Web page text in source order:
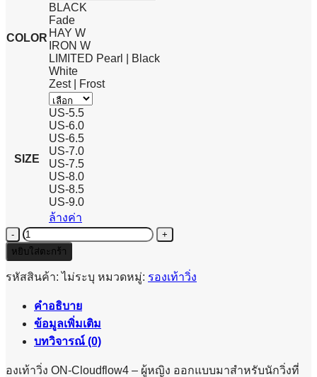
COLOR
BLACK
Fade
HAY W
IRON W
LIMITED Pearl | Black
White
Zest | Frost
SIZE
US-5.5
US-6.0
US-6.5
US-7.0
US-7.5
US-8.0
US-8.5
US-9.0
ล้างค่า
จำนวน
ON
CloudFlow
4
WOMEN
ชิ้น
หยิบใส่ตะกร้า
รหัสสินค้า:ไม่ระบุ หมวดหมู่: รองเท้าวิ่ง
คำอธิบาย
ข้อมูลเพิ่มเติม
บทวิจารณ์ (0)
องเท้าวิ่ง ON-Cloudflow4 – ผู้หญิง ออกแบบมาสำหรับนักวิ่งที่